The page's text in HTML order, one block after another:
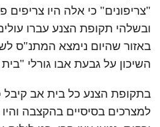
"צריפונים" כי אלה היו צריפים
ובשלהי תקופת הצנע עברו
באזור שהיום נימצא המתנ"ס
השיכון על גבעת אבו גורלי
בתקופת הצנע כל בית אב קיבל
למצרכים בסיסיים בהקצבה